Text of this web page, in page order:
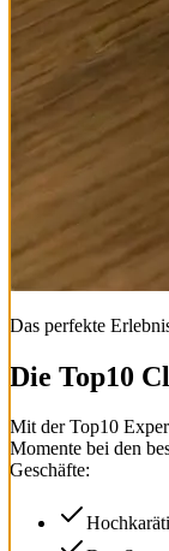
Das perfekte
Die Top10
Mit derTop10
Momente bei den
Geschäfte: